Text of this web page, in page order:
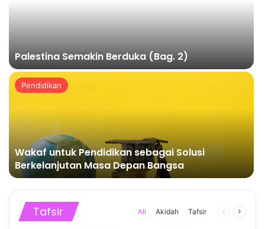
Palestina Semakin Berduka (Bag. 2)
Pendidikan
Wakaf untuk Pendidikan sebagai Solusi
Berkelanjutan Masa Depan Bangsa
Tafsir All Akidah Tafsir
Previous
Next